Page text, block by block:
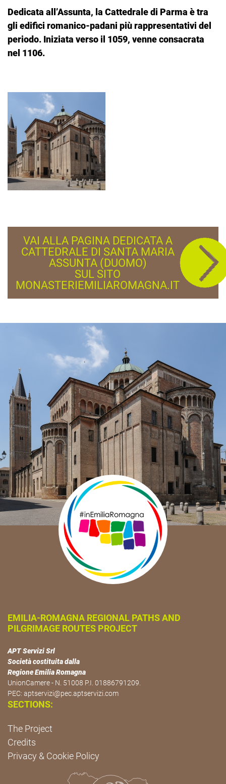
Dedicata all’Assunta, la Cattedrale di Parma è tra
gli edifici romanico-padani più rappresentativi del
periodo. Iniziata verso il 1059, venne consacrata
nel 1106.
VAI ALLA PAGINA DEDICATA A
CATTEDRALE DI SANTA MARIA
ASSUNTA (DUOMO)
SUL SITO
MONASTERIEMILIAROMAGNA.IT
EMILIA-ROMAGNA REGIONAL PATHS AND
PILGRIMAGE ROUTES PROJECT
APT Servizi Srl
Società costituita dalla
Regione Emilia Romagna
UnionCamere - N. 51008 P.I. 01886791209.
PEC: aptservizi@pec.aptservizi.com
SECTIONS:
The Project
Credits
Privacy & Cookie Policy